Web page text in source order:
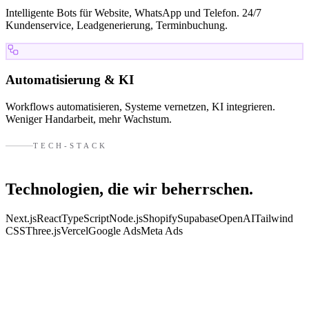
Intelligente Bots für Website, WhatsApp und Telefon. 24/7
Kundenservice, Leadgenerierung, Terminbuchung.
Automatisierung & KI
Workflows automatisieren, Systeme vernetzen, KI integrieren.
Weniger Handarbeit, mehr Wachstum.
TECH-STACK
Technologien, die wir beherrschen.
Next.jsReactTypeScriptNode.jsShopifySupabaseOpenAITailwind
CSSThree.jsVercelGoogle AdsMeta Ads